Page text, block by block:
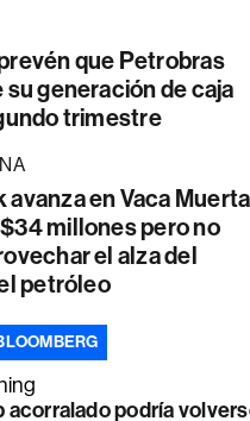
que Petrobras
generación de caja
trimestre
avanza en Vaca
millones pero no
el alza del
petróleo
acorralado podría